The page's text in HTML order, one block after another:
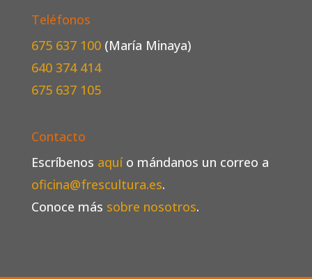
Teléfonos
675 637 100 (María Minaya)
640 374 414
675 637 105
Contacto
Escríbenos aquío mándanos un correo a
oficina@frescultura.es.
Conoce más sobre nosotros.